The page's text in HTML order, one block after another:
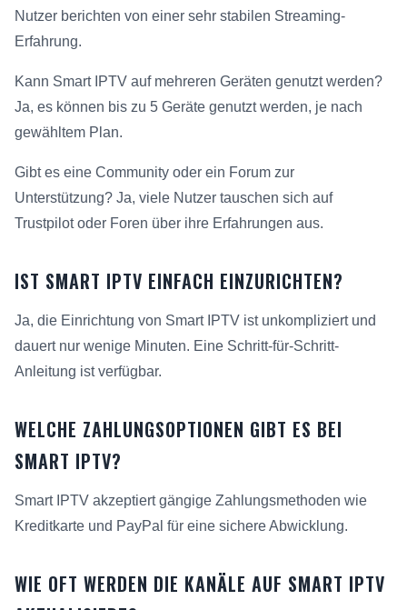
Nutzer berichten von einer sehr stabilen Streaming-
Erfahrung.
Kann Smart IPTV auf mehreren Geräten genutzt werden?
Ja, es können bis zu 5 Geräte genutzt werden, je nach
gewähltem Plan.
Gibt es eine Community oder ein Forum zur
Unterstützung? Ja, viele Nutzer tauschen sich auf
Trustpilot oder Foren über ihre Erfahrungen aus.
IST SMART IPTV EINFACH EINZURICHTEN?
Ja, die Einrichtung von Smart IPTV ist unkompliziert und
dauert nur wenige Minuten. Eine Schritt-für-Schritt-
Anleitung ist verfügbar.
WELCHE ZAHLUNGSOPTIONEN GIBT ES BEI
SMART IPTV?
Smart IPTV akzeptiert gängige Zahlungsmethoden wie
Kreditkarte und PayPal für eine sichere Abwicklung.
WIE OFT WERDEN DIE KANÄLE AUF SMART IPTV